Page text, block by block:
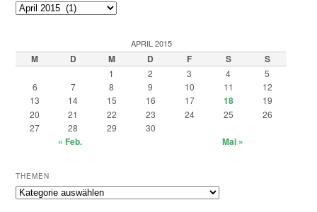
Archiv
APRIL 2015
M D M D F S S
1 2 3 4
5
6
7 8 9 10 11
12
13
14 15 16 17 18
19
20
21 22 23 24 25
26
27
28 29 30
« Feb. Mai »
THEMEN
Themen